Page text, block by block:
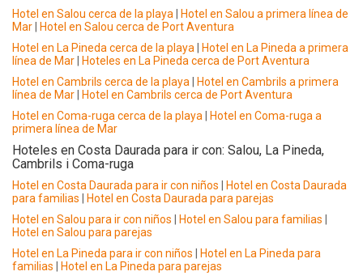
Hotel en Salou cerca de la playa
Hotel en Salou a primera línea de
Mar
Hotel en Salou cerca de Port Aventura
Hotel en La Pineda cerca de la playa
Hotel en La Pineda a primera
línea de Mar
Hoteles en La Pineda cerca de Port Aventura
Hotel en Cambrils cerca de la playa
Hotel en Cambrils a primera
línea de Mar
Hotel en Cambrils cerca de Port Aventura
Hotel en Coma-ruga cerca de la playa
Hotel en Coma-ruga a
primera línea de Mar
Hoteles en Costa Daurada para ir con: Salou, La Pineda,
Cambrils i Coma-ruga
Hotel en Costa Daurada para ir con niños
Hotel en Costa Daurada
para familias
Hotel en Costa Daurada para parejas
Hotel en Salou para ir con niños
Hotel en Salou para familias
Hotel en Salou para parejas
Hotel en La Pineda para ir con niños
Hotel en La Pineda para
familias
Hotel en La Pineda para parejas